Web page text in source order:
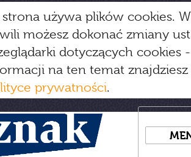
strona używa plików cookies.
możesz dokonać zmiany
dotyczących cookies
na ten temat
prywatności.